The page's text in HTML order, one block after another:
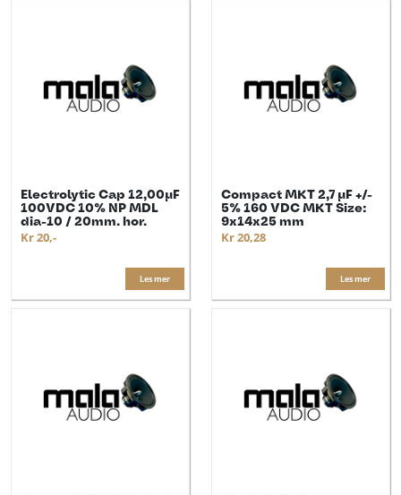
Electrolytic Cap 12,00µF
100VDC 10% NP MDL
dia-10 / 20mm. hor.
Kr 20,-
Les mer
Compact MKT 2,7 µF +/-
5% 160 VDC MKT Size:
9x14x25 mm
Kr 20,28
Les mer